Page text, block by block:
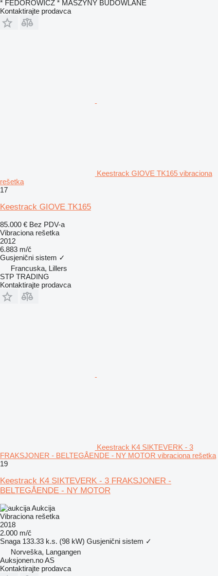
* FEDOROWICZ * MASZYNY BUDOWLANE
Kontaktirajte prodavca
Keestrack GIOVE TK165 vibraciona
rešetka
17
Keestrack GIOVE TK165
85.000 € Bez PDV-a
Vibraciona rešetka
2012
6.883 m/č
Gusjenični sistem ✓
Francuska, Lillers
STP TRADING
Kontaktirajte prodavca
Keestrack K4 SIKTEVERK - 3
FRAKSJONER - BELTEGÅENDE - NY MOTOR vibraciona rešetka
19
Keestrack K4 SIKTEVERK - 3 FRAKSJONER -
BELTEGÅENDE - NY MOTOR
Aukcija
Vibraciona rešetka
2018
2.000 m/č
Snaga 133.33 k.s. (98 kW) Gusjenični sistem ✓
Norveška, Langangen
Auksjonen.no AS
Kontaktirajte prodavca